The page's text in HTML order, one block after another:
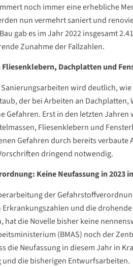
noch immer eine erhebliche
nun vermehrt saniert und
gab es im Jahr 2022 insgesamt
Zunahme der Fallzahlen.
Fliesenklebern, Dachplatten und
wird deutlich,
der bei Arbeiten an
Gefahren. Erst in den letzten
Fliesenklebern und
Gefahren durch bereits
dringend notwendig.
Keine Neufassung in 2023
der
Erkrankungszahlen und die
hat die Novelle bisher keine
(BMAS) noch der
die Neufassung in diesem Jahr in
die bisherigen Entwurfsarbeiten.